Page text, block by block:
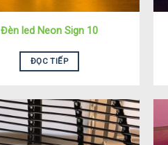
Đèn led Neon Sign 10
ĐỌC TIẾP